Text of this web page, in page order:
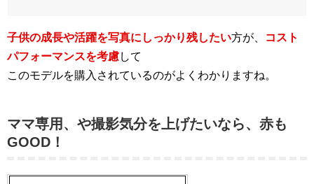
子供の成長や活躍を写真にしっかり残したい方が、
コスト
パフォーマンスを考慮して
このモデルを購入されているのがよくわかりますね。
ママ専用、や撮影気分を上げたいなら、赤も
GOOD！